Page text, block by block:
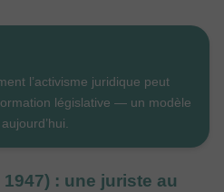
l’activisme juridique peut
législative — un modèle
: une juriste au